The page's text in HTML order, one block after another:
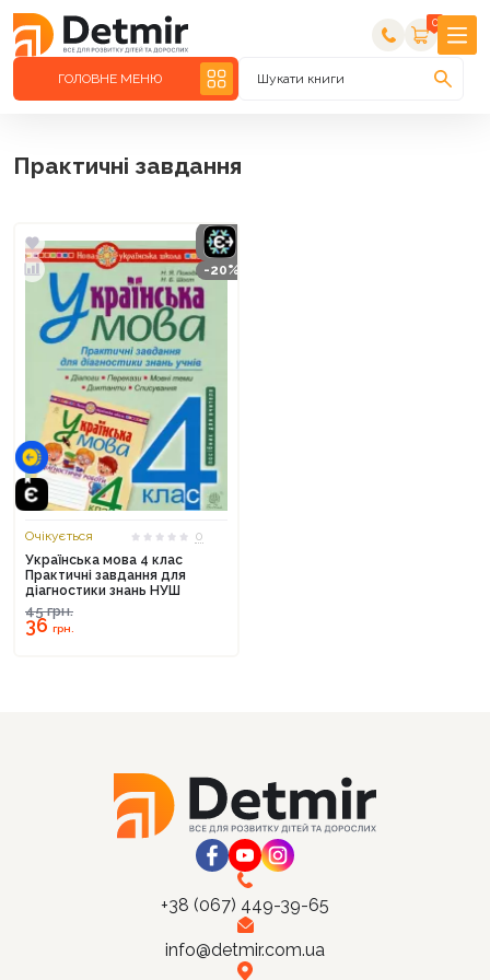
0
ГОЛОВНЕ МЕНЮ Шукати книги
Практичні завдання
-20%
Очікується
0
Українська мова 4 клас
Практичні завдання для
діагностики знань НУШ
45грн.
36 грн.
+38 (067) 449-39-65
info@detmir.com.ua